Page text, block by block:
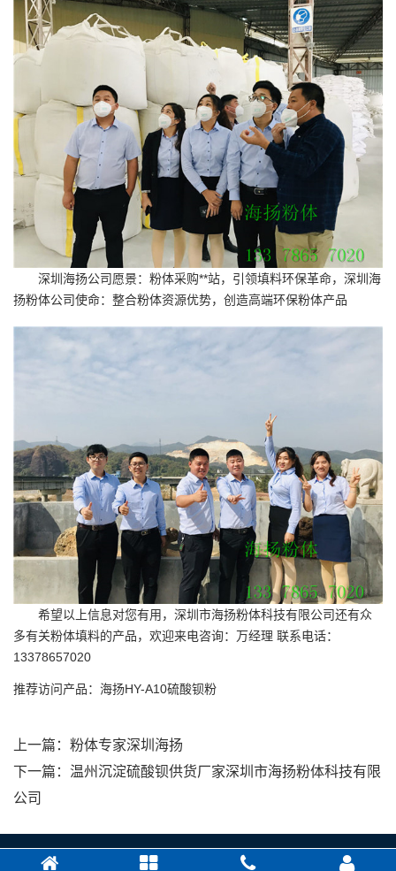
深圳海扬公司愿景：粉体采购**站，引领填料环保革命，深圳海
扬粉体公司使命：整合粉体资源优势，创造高端环保粉体产品
希望以上信息对您有用，深圳市海扬粉体科技有限公司还有众
多有关粉体填料的产品，欢迎来电咨询：万经理 联系电话：
13378657020
推荐访问产品： 海扬HY-A10硫酸钡粉
上一篇： 粉体专家深圳海扬
下一篇： 温州沉淀硫酸钡供货厂家深圳市海扬粉体科技有限
公司